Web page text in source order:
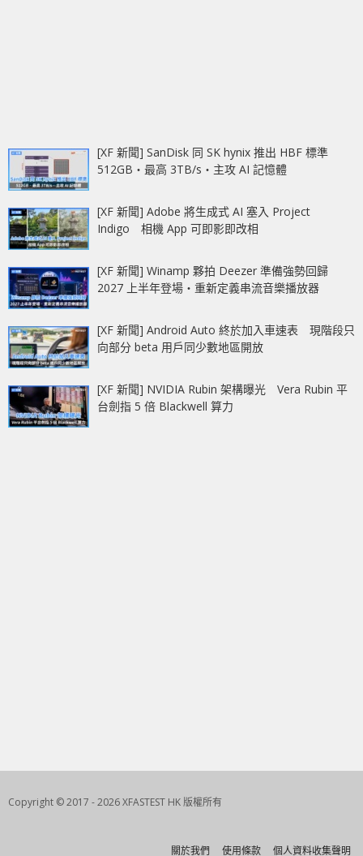
[XF 新聞] SanDisk 同 SK hynix 推出 HBF 標準
512GB‧最高 3TB/s‧主攻 AI 記憶體
[XF 新聞] Adobe 將生成式 AI 塞入 Project
Indigo 相機 App 可即影即改相
[XF 新聞] Winamp 夥拍 Deezer 準備強勢回歸
2027 上半年登場‧重新定義串流音樂播放器
[XF 新聞] Android Auto 終於加入車速表 現階段只
向部分 beta 用戶同少數地區開放
[XF 新聞] NVIDIA Rubin 架構曝光 Vera Rubin 平
台劍指 5 倍 Blackwell 算力
Copyright © 2017 - 2026 XFASTEST HK 版權所有
關於我們 使用條款 個人資料收集聲明